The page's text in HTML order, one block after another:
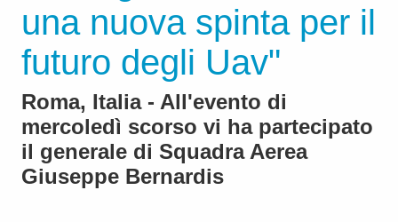
una nuova spinta per il
futuro degli Uav"
Roma, Italia - All'evento di
mercoledì scorso vi ha partecipato
il generale di Squadra Aerea
Giuseppe Bernardis